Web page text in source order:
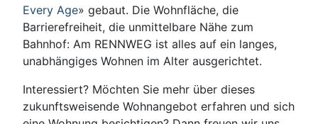
Every Age» gebaut. Die Wohnfläche, die
Barrierefreiheit, die unmittelbare Nähe zum
Bahnhof: Am RENNWEG ist alles auf ein langes,
unabhängiges Wohnen im Alter ausgerichtet.
Interessiert? Möchten Sie mehr über dieses
zukunftsweisende Wohnangebot erfahren und sich